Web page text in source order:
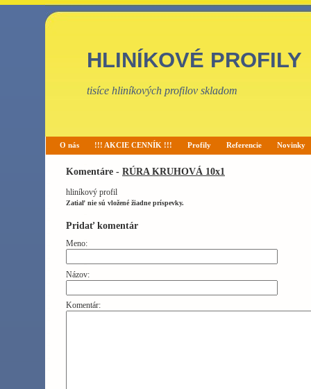
HLINÍKOVÉ PROFILY
tisíce hliníkových profilov skladom
O nás !!! AKCIE CENNÍK !!! Profily Referencie Novinky
Komentáre - RÚRA KRUHOVÁ 10x1
hliníkový profil
Zatiaľ nie sú vložené žiadne príspevky.
Pridať komentár
Meno:
Názov:
Komentár: